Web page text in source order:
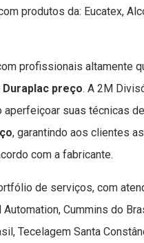
produtos da: Eucatex,
profissionais altamente
preço. A 2M
suas técnicas de
, garantindo aos clientes
com a fabricante.
de serviços, com
Cummins do
Tecelagem Santa